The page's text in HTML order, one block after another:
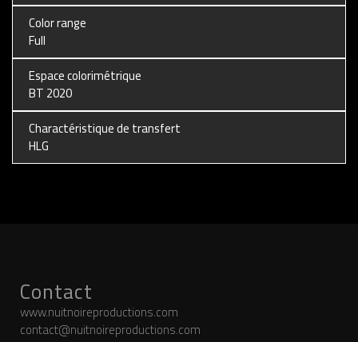
Color range
Full
Espace colorimétrique
BT 2020
Charactéristique de transfert
HLG
Contact
www.nuitnoireproductions.com
contact@nuitnoireproductions.com